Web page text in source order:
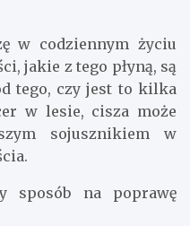
w codziennym życiu
jakie z tego płyną, są
tego, czy jest to kilka
w lesie, cisza może
sojusznikiem w
sposób na poprawę